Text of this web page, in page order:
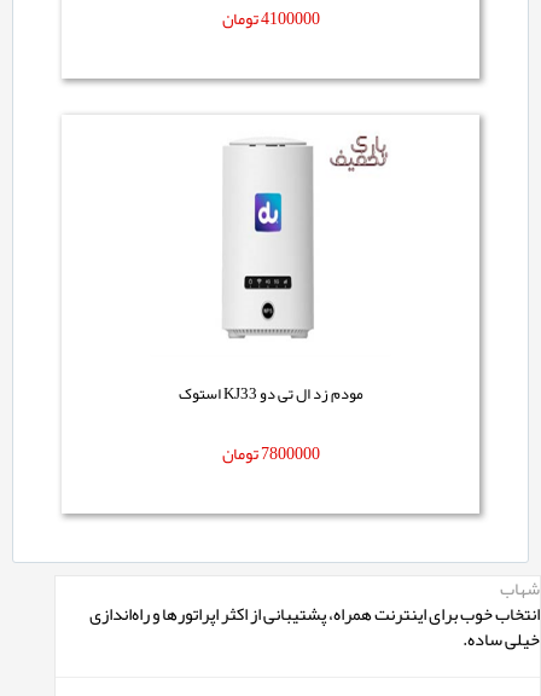
4100000تومان
مودم زد ال تی دو KJ33 استوک
7800000تومان
شهاب
انتخاب خوب برای اینترنت همراه، پشتیبانی از اکثر اپراتورها و راه‌اندازی
خیلی ساده.